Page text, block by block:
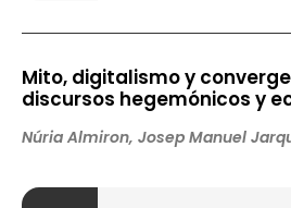
Mito, digitalismo y
discursos hegemónicos y
Núria Almiron, Josep Manuel